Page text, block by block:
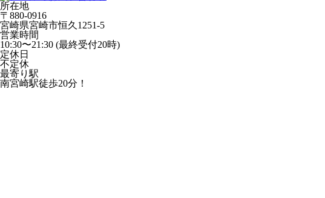
所在地
〒880-0916
宮崎県宮崎市恒久1251-5
営業時間
10:30〜21:30 (最終受付20時)
定休日
不定休
最寄り駅
南宮崎駅徒歩20分！